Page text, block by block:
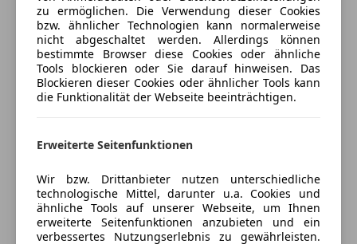
Ob auf kurvigen Landstraßen oder bei entspannten
Ausfahrten mit offenem Verdeck: dieser Roadster
verbindet Performance mit Komfort auf höchstem
Niveau.
Das Fahrzeug befindet sich in außergewöhnlich
stets sorgfältig behandelt.
Fahrzeugdaten
• Marke / Modell: Porsche 718 Boxster (Typ 982)
• Erstzulassung: 15.05.2019
Freischaden-Gutschein ab Stufe 0
Auto einfach online versichern & Rabatt holen
Jetzt berechnen
8151 Hitzendorf, AT
Kontakt
zu ermöglichen. Die Verwendung dieser Cookies
bzw. ähnlicher Technologien kann normalerweise
nicht abgeschaltet werden. Allerdings können
bestimmte Browser diese Cookies oder ähnliche
Tools blockieren oder Sie darauf hinweisen. Das
Blockieren dieser Cookies oder ähnlicher Tools kann
die Funktionalität der Webseite beeinträchtigen.
Erweiterte Seitenfunktionen
Wir bzw. Drittanbieter nutzen unterschiedliche
technologische Mittel, darunter u.a. Cookies und
ähnliche Tools auf unserer Webseite, um Ihnen
erweiterte Seitenfunktionen anzubieten und ein
verbessertes Nutzungserlebnis zu gewährleisten.